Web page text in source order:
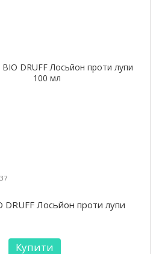
DRUFF Лосьйон проти лупи
Купити